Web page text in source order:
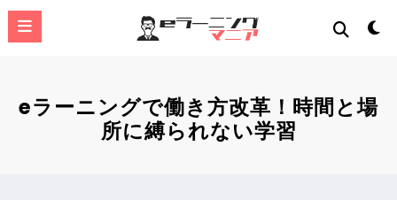
コ
テ
eラーニングで働き方改革！時間と場
所に縛られない学習